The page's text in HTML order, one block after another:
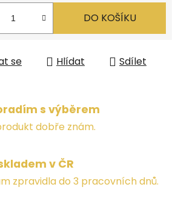
DO KOŠÍKU
se Hlídat Sdílet
s výběrem
dobře znám.
v ČR
zpravidla do 3 pracovních dnů.